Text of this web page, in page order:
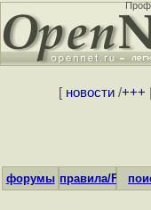
[ новости/+++
форумы правила/FAQ